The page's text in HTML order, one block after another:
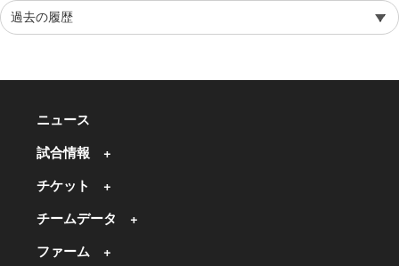
ニュース
試合情報
チケット
チームデータ
ファーム